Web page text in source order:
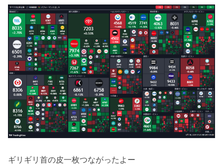
ギリギリ首の皮一枚つながったよー